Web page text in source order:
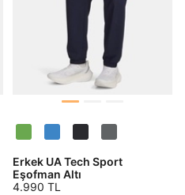
Erkek UA Tech Sport
Eşofman Altı
4.990 TL